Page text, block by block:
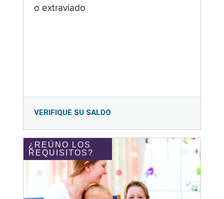
o extraviado
VERIFIQUE SU SALDO
¿REÚNO LOS
REQUISITOS?